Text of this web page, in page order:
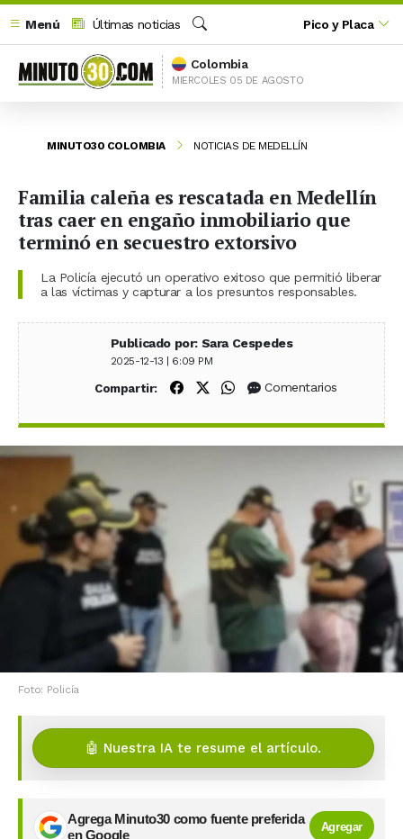
Menú
Últimas noticias
Buscar
Pico y Placa
Colombia
MIERCOLES 05 DE AGOSTO
MINUTO30 COLOMBIA NOTICIAS DE MEDELLÍN
Familia caleña es rescatada en Medellín
tras caer en engaño inmobiliario que
terminó en secuestro extorsivo
La Policía ejecutó un operativo exitoso que permitió liberar
a las víctimas y capturar a los presuntos responsables.
Publicado por: Sara Cespedes
2025-12-13 | 6:09 PM
Compartir: Compartir en Facebook
Compartir en X (Twitter)
Compartir en WhatsApp
Comentarios
Foto: Policía
🤖 Nuestra IA te resume el artículo.
Agrega Minuto30 como fuente preferida
en Google
Agregar